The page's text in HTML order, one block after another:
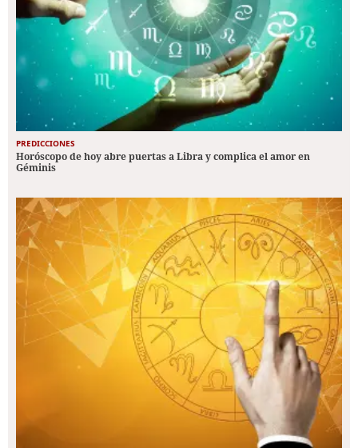
PREDICCIONES
Horóscopo de hoy abre puertas a Libra y complica el amor en
Géminis